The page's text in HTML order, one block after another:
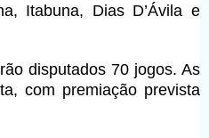
Itabuna, Dias D’Ávila e
disputados 70 jogos. As
com premiação prevista